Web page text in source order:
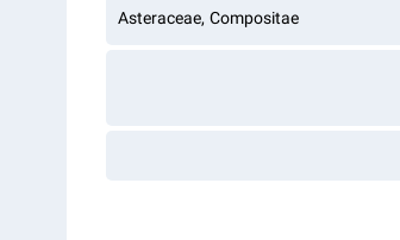
Asteraceae, Compositae